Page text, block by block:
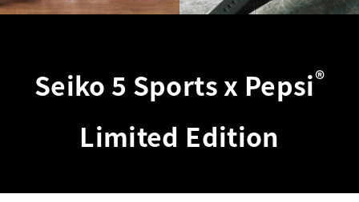
Seiko 5 Sports x Pepsi®
Limited Edition